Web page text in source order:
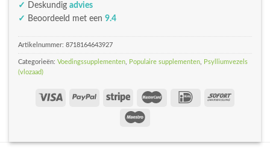
✓
Deskundig advies
✓ Beoordeeld met een 9.4
Artikelnummer: 8718164643927
Categorieën: Voedingssupplementen Populaire supplementen
Psylliumvezels
(vlozaad)